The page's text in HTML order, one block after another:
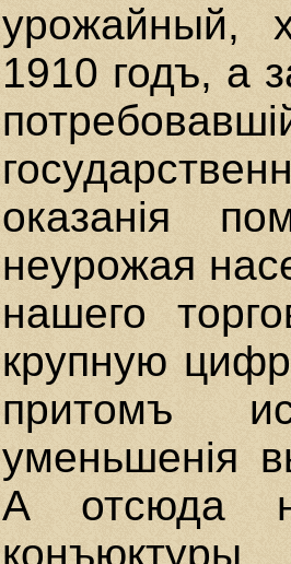
урожайный,
1910 годъ, а
оказанiя
неурожая
нашего
крупную
притомъ
уменьшенiя
А отсюда